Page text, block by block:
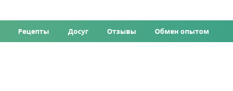
Рецепты Досуг Отзывы Обмен опытом